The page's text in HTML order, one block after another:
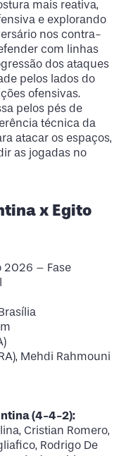
mais reativa,
e explorando
nos contra-
com linhas
dos ataques
pelos lados do
ofensivas.
pelos pés de
técnica da
atacar os espaços,
as jogadas no
x Egito
2026 – Fase
Mehdi Rahmouni
(4-4-2):
Cristian Romero,
Rodrigo De